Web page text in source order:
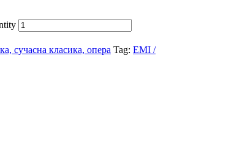
сучасна класика, опера Tag: EMI /